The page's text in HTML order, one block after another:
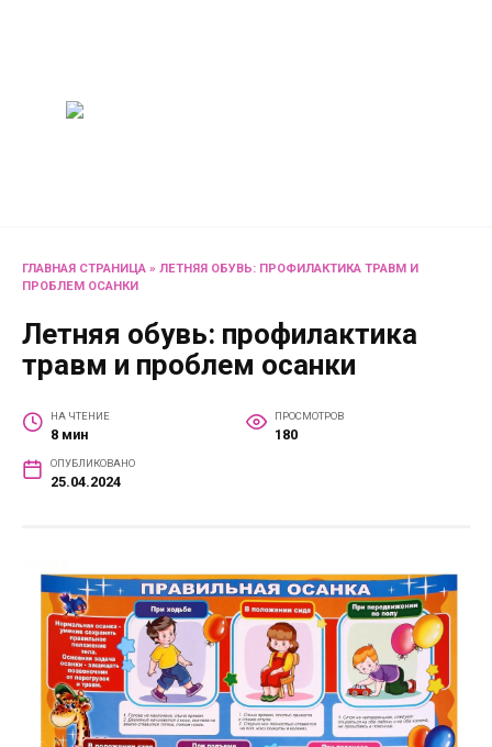
ГЛАВНАЯ СТРАНИЦА » ЛЕТНЯЯ ОБУВЬ: ПРОФИЛАКТИКА ТРАВМ И
ПРОБЛЕМ ОСАНКИ
Летняя обувь: профилактика
травм и проблем осанки
НА ЧТЕНИЕ
8 мин
ПРОСМОТРОВ
180
ОПУБЛИКОВАНО
25.04.2024